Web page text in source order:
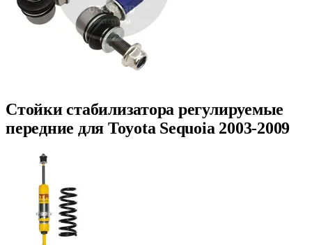
Стойки стабилизатора регулируемые
передние для Toyota Sequoia 2003-2009